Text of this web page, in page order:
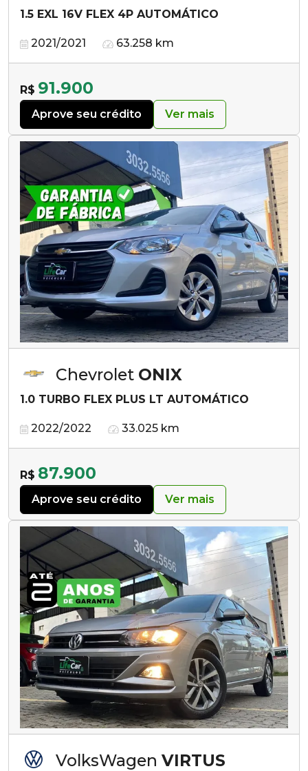
1.5 EXL 16V FLEX 4P AUTOMÁTICO
2021/2021 63.258 km
R$ 91.900
Aprove seu crédito Ver mais
Chevrolet ONIX
1.0 TURBO FLEX PLUS LT AUTOMÁTICO
2022/2022 33.025 km
R$ 87.900
Aprove seu crédito Ver mais
VolksWagen VIRTUS